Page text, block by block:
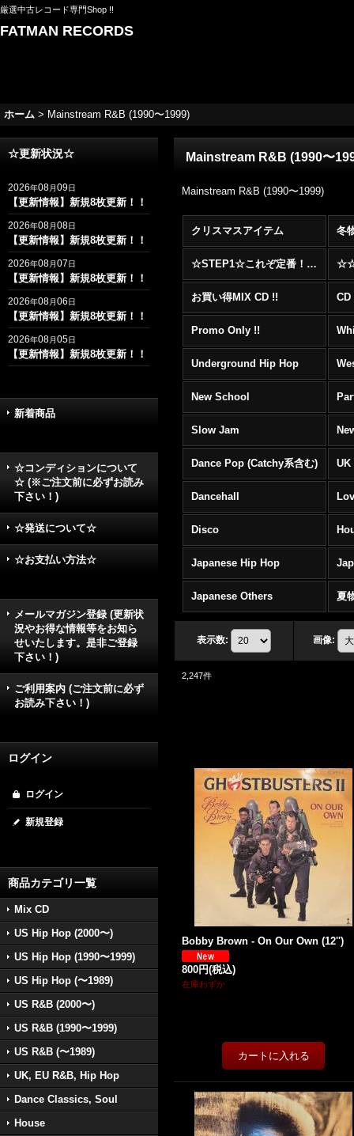
厳選中古レコード専門Shop !!
FATMAN RECORDS
ホーム > Mainstream R&B (1990〜1999)
☆更新状況☆
2026年08月09日
【更新情報】新規8枚更新！！
2026年08月08日
【更新情報】新規8枚更新！！
2026年08月07日
【更新情報】新規8枚更新！！
2026年08月06日
【更新情報】新規8枚更新！！
2026年08月05日
【更新情報】新規8枚更新！！
新着商品
☆コンディションについて
☆ (※ご注文前に必ずお読み
下さい！)
☆発送について☆
☆お支払い方法☆
メールマガジン登録 (更新状
況やお得な情報等をお知ら
せいたします。是非ご登録
下さい！)
ご利用案内 (ご注文前に必ず
お読み下さい！)
ログイン
ログイン
新規登録
商品カテゴリ一覧
Mix CD
US Hip Hop (2000〜)
US Hip Hop (1990〜1999)
US Hip Hop (〜1989)
US R&B (2000〜)
US R&B (1990〜1999)
US R&B (〜1989)
UK, EU R&B, Hip Hop
Dance Classics, Soul
House
Mainstream R&B (1990〜
Mainstream R&B (1990〜1999)
クリスマスアイテム 冬
☆STEP1☆これぞ定番！！まずはここから！2000年代R&BフロアヒットBest 100 !!!
お買い得MIX CD !!
Promo Only !!
Underground Hip Hop
New School
Slow Jam
Dance Pop (Catchy系含む) UK
Dancehall
Disco
Japanese Hip Hop
Japanese Others 夏
表示数: 画像:
2,247件
Bobby Brown - On Our Own (12'')
800円(税込)
在庫わずか